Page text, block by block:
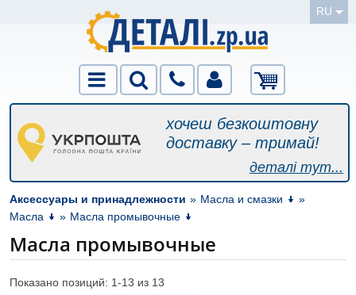
RU
хочеш безкоштовну
доставку – тримай!
деталі тут...
Аксессуары и принадлежности » Масла и смазки
»
Масла
» Масла промывочные
Масла промывочные
Показано позиций: 1-13 из 13